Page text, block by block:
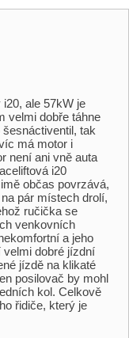
ale 57kW je
velmi dobře táhne
tak
má motor i
není ani vně auta
i20
občas povrzává,
pár místech drolí,
ručička se
venkovních
a jeho
dobré jízdní
jízdě na klikaté
posilovač by mohl
kol. Celkově
řidiče, který je